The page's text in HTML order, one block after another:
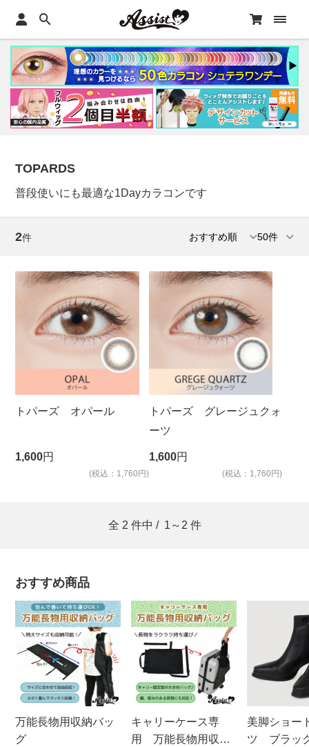
TOPARDS
普段使いにも最適な1Dayカラコンです
2件
トパーズ オパール
1,600円
(税込：1,760円)
トパーズ グレージュクォ
ーツ
1,600円
(税込：1,760円)
全 2 件中 / 1～2 件
おすすめ商品
万能長物用収納バッ
グ
キャリーケース専
用 万能長物用収納
美脚ショー
ツ ブラッ